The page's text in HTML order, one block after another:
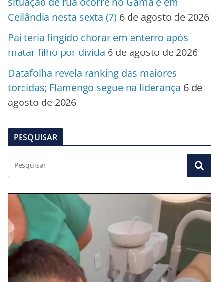
Ceilândia nesta sexta (7) 6 de agosto de 2026
Pai teria fingido chorar em enterro após
matar filho por dívida 6 de agosto de 2026
Datafolha revela ranking das maiores
torcidas; Flamengo segue na liderança 6 de
agosto de 2026
PESQUISAR